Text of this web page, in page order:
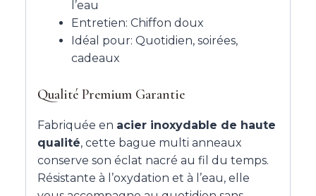
l’eau
Entretien: Chiffon doux
Idéal pour: Quotidien, soirées,
cadeaux
Qualité Premium Garantie
Fabriquée en acier inoxydable de haute
qualité, cette bague multi anneaux
conserve son éclat nacré au fil du temps.
Résistante à l’oxydation et à l’eau, elle